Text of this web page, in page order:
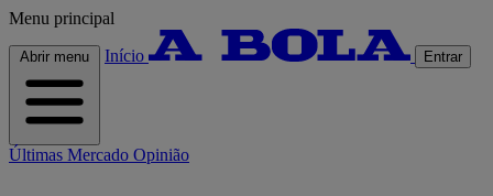
Menu principal
Abrir menu Início Entrar
Últimas Mercado Opinião